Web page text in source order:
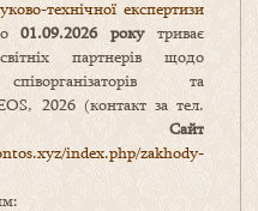
технічної експертизи
01.09.2026 рокутриває
партнерів щодо
та
2026 (контакт за тел.
Сайт
index.php/zakhody-